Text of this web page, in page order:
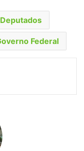
Federal